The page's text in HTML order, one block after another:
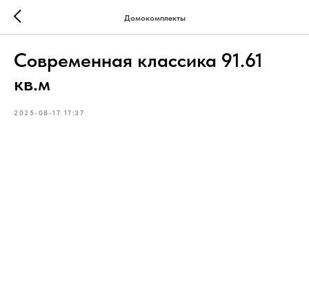
Домокомплекты
Современная классика 91.61
кв.м
2025-08-17 17:37